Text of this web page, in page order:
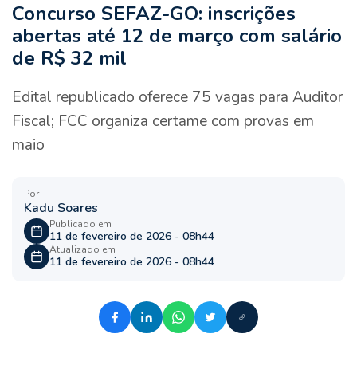
Concurso SEFAZ-GO: inscrições
abertas até 12 de março com salário
de R$ 32 mil
Edital republicado oferece 75 vagas para Auditor
Fiscal; FCC organiza certame com provas em
maio
Por
Kadu Soares
Publicado em
11 de fevereiro de 2026 - 08h44
Atualizado em
11 de fevereiro de 2026 - 08h44